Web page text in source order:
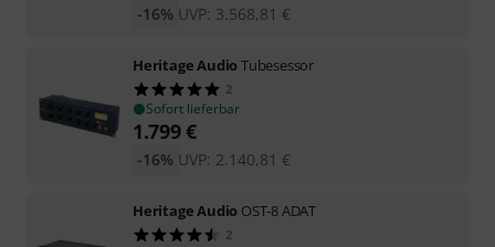
UVP: 3.568,81 €
-16%
Heritage AudioTubesessor
2
Sofort lieferbar
1.799€
UVP: 2.140,81 €
-16%
Heritage Audio OST-8 ADAT
2